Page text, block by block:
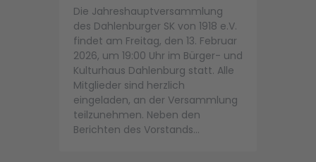
Die Jahreshauptversammlung
des Dahlenburger SK von 1918 e.V.
findet am Freitag, den 13. Februar
2026, um 19:00 Uhr im Bürger- und
Kulturhaus Dahlenburg statt. Alle
Mitglieder sind herzlich
eingeladen, an der Versammlung
teilzunehmen. Neben den
Berichten des Vorstands…